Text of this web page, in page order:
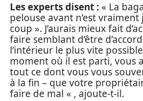
Les experts disent : « La
pelouse avant n’est
coup ». J’aurais mieux fait
faire semblant d’être
l’intérieur le plus vite
moment où il est parti, vous
tout ce dont vous vous
à la fin – que votre
faire de mal « , ajoute-t-il.